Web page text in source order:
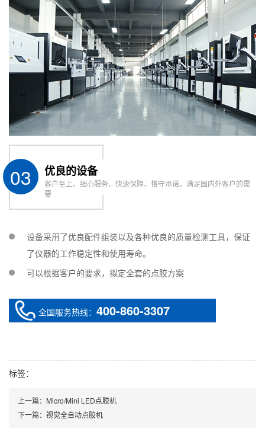
03 优良的设备
客户至上、细心服务、快速保障、恪守承诺，满足国内外客户的需
要
设备采用了优良配件组装以及各种优良的质量检测工具，保证
了仪器的工作稳定性和使用寿命。
可以根据客户的要求，拟定全套的点胶方案
全国服务热线： 400-860-3307
标签：
上一篇： Micro/Mini LED点胶机
下一篇： 视觉全自动点胶机